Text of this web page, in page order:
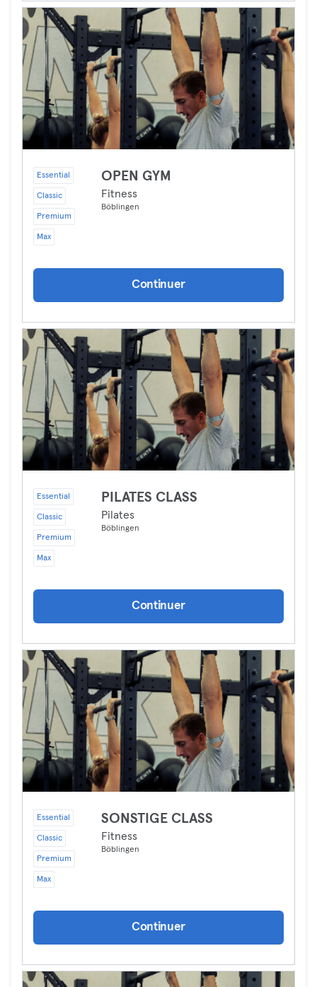
Essential
Classic
Premium
Max
OPEN GYM
Fitness
Böblingen
Continuer
Essential
Classic
Premium
Max
PILATES CLASS
Pilates
Böblingen
Continuer
Essential
Classic
Premium
Max
SONSTIGE CLASS
Fitness
Böblingen
Continuer